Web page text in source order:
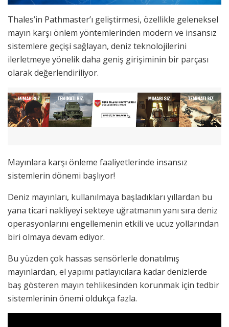
Thales’in Pathmaster’ı geliştirmesi, özellikle geleneksel
mayın karşı önlem yöntemlerinden modern ve insansız
sistemlere geçişi sağlayan, deniz teknolojilerini
ilerletmeye yönelik daha geniş girişiminin bir parçası
olarak değerlendiriliyor.
Mayınlara karşı önleme faaliyetlerinde insansız
sistemlerin dönemi başlıyor!
Deniz mayınları, kullanılmaya başladıkları yıllardan bu
yana ticari nakliyeyi sekteye uğratmanın yanı sıra deniz
operasyonlarını engellemenin etkili ve ucuz yollarından
biri olmaya devam ediyor.
Bu yüzden çok hassas sensörlerle donatılmış
mayınlardan, el yapımı patlayıcılara kadar denizlerde
baş gösteren mayın tehlikesinden korunmak için tedbir
sistemlerinin önemi oldukça fazla.